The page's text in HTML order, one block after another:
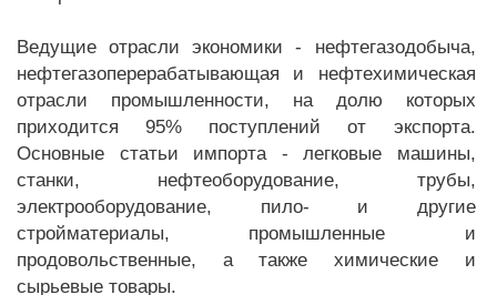
Ведущие отрасли экономики - нефтегазодобыча,
нефтегазоперерабатывающая и нефтехимическая
отрасли промышленности, на долю которых
приходится 95% поступлений от экспорта.
Основные статьи импорта - легковые машины,
станки, нефтеоборудование, трубы,
электрооборудование, пило- и другие
стройматериалы, промышленные и
продовольственные, а также химические и
сырьевые товары.